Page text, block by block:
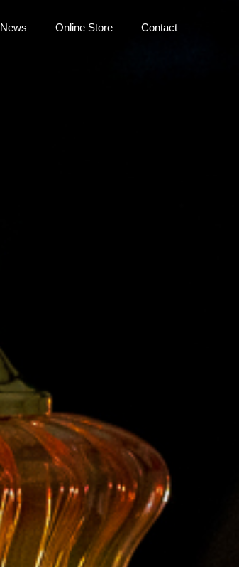
News Online Store Contact